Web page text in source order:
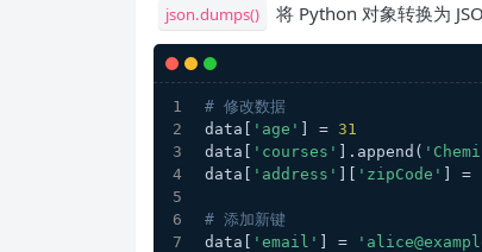
json.dumps() 将 Python 对象转换为
# 修改数据
data[
'age' ] = 31
data[
'courses' ].append(
data[
'address' 'zipCode' ] =
# 添加新键
data[
'email' ] =